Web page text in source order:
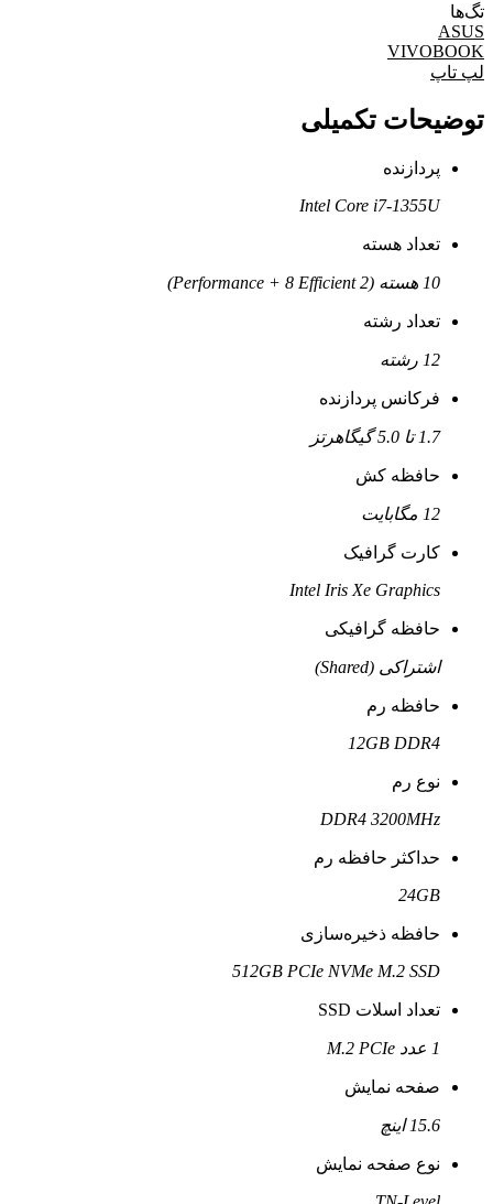
تگ‌ها
ASUS
VIVOBOOK
لپ تاپ
توضیحات تکمیلی
پردازنده
Intel Core i7-1355U
تعداد هسته
10 هسته (2 Performance + 8 Efficient)
تعداد رشته
12 رشته
فرکانس پردازنده
1.7 تا 5.0 گیگاهرتز
حافظه کش
12 مگابایت
کارت گرافیک
Intel Iris Xe Graphics
حافظه گرافیکی
اشتراکی (Shared)
حافظه رم
12GB DDR4
نوع رم
DDR4 3200MHz
حداکثر حافظه رم
24GB
حافظه ذخیره‌سازی
512GB PCIe NVMe M.2 SSD
تعداد اسلات SSD
1 عدد M.2 PCIe
صفحه نمایش
15.6 اینچ
نوع صفحه نمایش